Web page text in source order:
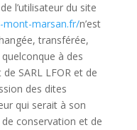
l’utilisateur du site
marsan.fr/n’est
transférée,
à des
SARL LFOR et de
des dites
qui serait à son
conservation et de